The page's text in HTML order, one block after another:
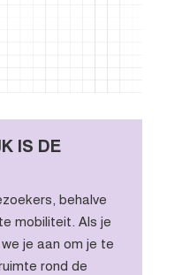
IS DE
behalve
mobiliteit. Als je
je aan om je te
rond de